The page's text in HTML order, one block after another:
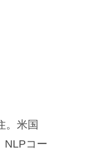
。米国
NLPコー